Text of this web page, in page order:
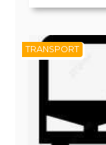
TRANSPORT